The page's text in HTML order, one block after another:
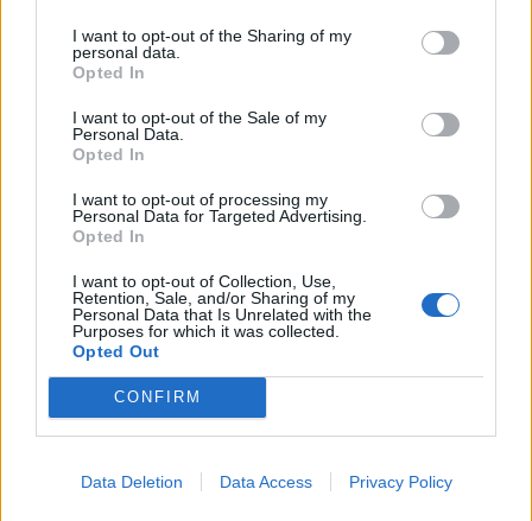
I want to opt-out of the Sharing of my
personal data.
Opted In
I want to opt-out of the Sale of my
Personal Data.
Opted In
I want to opt-out of processing my
Personal Data for Targeted Advertising.
Opted In
I want to opt-out of Collection, Use,
Retention, Sale, and/or Sharing of my
Personal Data that Is Unrelated with the
Purposes for which it was collected.
Opted Out
CONFIRM
Data Deletion Data Access Privacy Policy
Nazwa
Witryna